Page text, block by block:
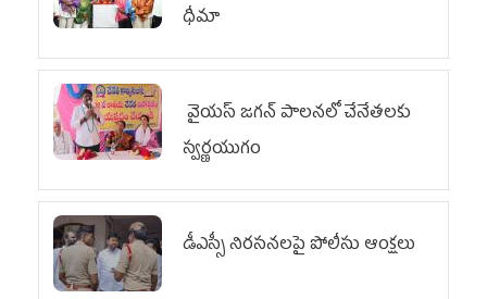
ధీమా
వైయ‌స్ జగన్ పాలనలో చేనేతలకు
స్వర్ణయుగం
డీఎస్సీ నిరసనలపై పోలీసు ఆంక్షలు